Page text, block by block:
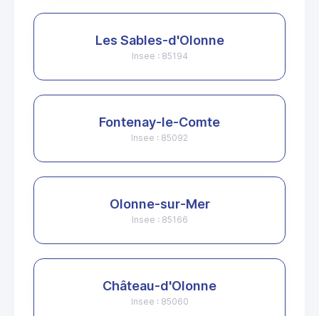
Les Sables-d'Olonne
Insee : 85194
Fontenay-le-Comte
Insee : 85092
Olonne-sur-Mer
Insee : 85166
Château-d'Olonne
Insee : 85060